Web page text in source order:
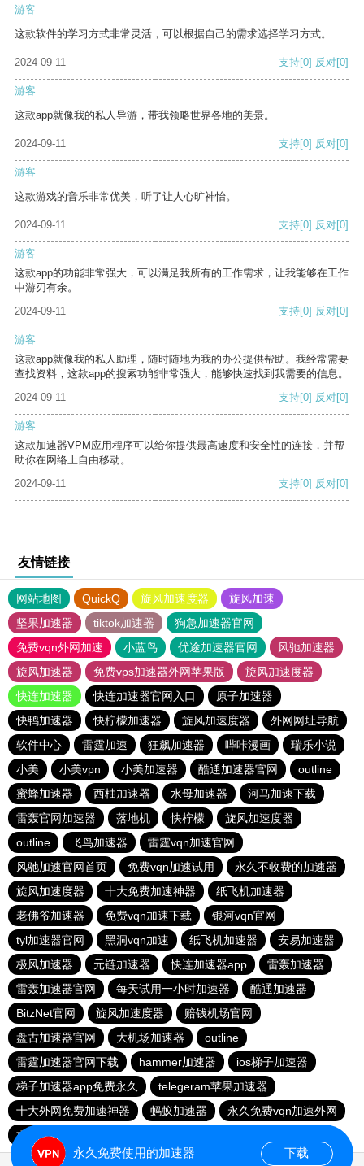
游客
这款软件的学习方式非常灵活，可以根据自己的需求选择学习方式。
2024-09-11 支持[0] 反对[0]
游客
这款app就像我的私人导游，带我领略世界各地的美景。
2024-09-11 支持[0] 反对[0]
游客
这款游戏的音乐非常优美，听了让人心旷神怡。
2024-09-11 支持[0] 反对[0]
游客
这款app的功能非常强大，可以满足我所有的工作需求，让我能够在工作
中游刃有余。
2024-09-11
支持[0] 反对[0]
游客
这款app就像我的私人助理，随时随地为我的办公提供帮助。我经常需要
查找资料，这款app的搜索功能非常强大，能够快速找到我需要的信息。
2024-09-11
支持[0] 反对[0]
游客
这款加速器VPM应用程序可以给你提供最高速度和安全性的连接，并帮
助你在网络上自由移动。
2024-09-11
支持[0] 反对[0]
友情链接
网站地图 QuickQ 旋风加速度器
旋风加速
坚果加速器
tiktok加速器
狗急加速器官网
免费vqn外网加速
小蓝鸟 优途加速器官网
风驰加速器
旋风加速器
免费vps加速器外网苹果版
旋风加速度器
快连加速器
快连加速器官网入口
原子加速器
快鸭加速器
快柠檬加速器 旋风加速度器
外网网址导航
软件中心
雷霆加速 狂飙加速器 哔咔漫画
瑞乐小说
小美
小美vpn 小美加速器 酷通加速器官网
outline
蜜蜂加速器
西柚加速器 水母加速器
河马加速下载
雷轰官网加速器
落地机 快柠檬
旋风加速度器
outline
飞鸟加速器
雷霆vqn加速官网
风驰加速官网首页
免费vqn加速试用
永久不收费的加速器
旋风加速度器
十大免费加速神器
纸飞机加速器
老佛爷加速器
免费vqn加速下载
银河vqn官网
tyl加速器官网
黑洞vqn加速 纸飞机加速器
安易加速器
极风加速器
元链加速器 快连加速器app
雷轰加速器
雷轰加速器官网
每天试用一小时加速器
酷通加速器
BitzNet官网
旋风加速度器
赔钱机场官网
盘古加速器官网
大机场加速器
outline
雷霆加速器官网下载
hammer加速器
ios梯子加速器
梯子加速器app免费永久
telegeram苹果加速器
十大外网免费加速神器
蚂蚁加速器
永久免费vqn加速外网
极光aurora加速器
永久免费使用的加速器 下载